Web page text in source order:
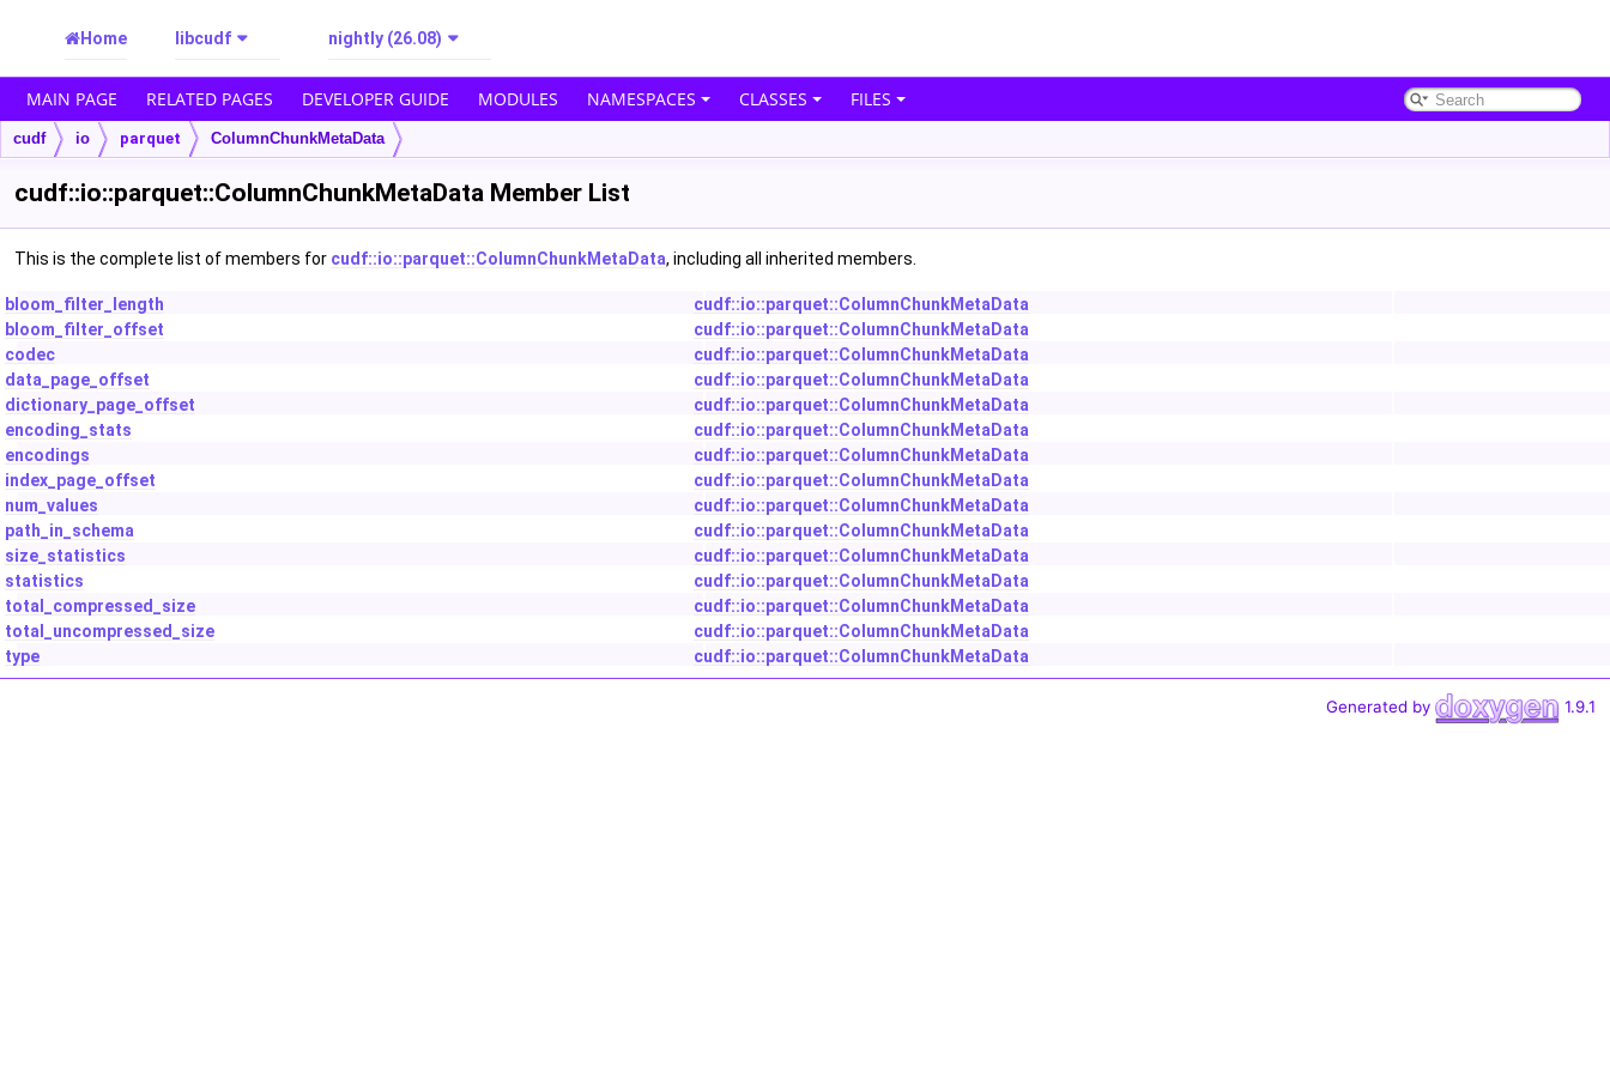
Home libcudf nightly (26.08)
MAIN PAGE RELATED PAGES DEVELOPER GUIDE MODULES NAMESPACES CLASSES FILES
cudf io parquet ColumnChunkMetaData
cudf::io::parquet::ColumnChunkMetaData Member List
This is the complete list of members for cudf::io::parquet::ColumnChunkMetaData, including all inherited members.
bloom_filter_length
cudf::io::parquet::ColumnChunkMetaData
bloom_filter_offset
cudf::io::parquet::ColumnChunkMetaData
codec
cudf::io::parquet::ColumnChunkMetaData
data_page_offset
cudf::io::parquet::ColumnChunkMetaData
dictionary_page_offset
cudf::io::parquet::ColumnChunkMetaData
encoding_stats
cudf::io::parquet::ColumnChunkMetaData
encodings
cudf::io::parquet::ColumnChunkMetaData
index_page_offset
cudf::io::parquet::ColumnChunkMetaData
num_values
cudf::io::parquet::ColumnChunkMetaData
path_in_schema
cudf::io::parquet::ColumnChunkMetaData
size_statistics
cudf::io::parquet::ColumnChunkMetaData
statistics
cudf::io::parquet::ColumnChunkMetaData
total_compressed_size
cudf::io::parquet::ColumnChunkMetaData
total_uncompressed_size
cudf::io::parquet::ColumnChunkMetaData
type
cudf::io::parquet::ColumnChunkMetaData
Generated by 1.9.1